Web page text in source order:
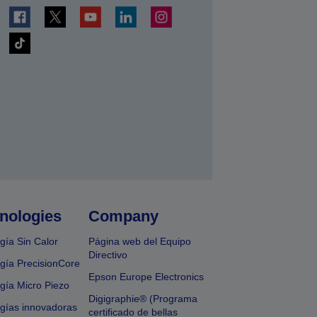
Sin Calor
PrecisionCore
Micro Piezo
innovadoras
Company
Página web del Equipo
Directivo
Epson Europe Electronics
Digigraphie® (Programa
certificado de bellas